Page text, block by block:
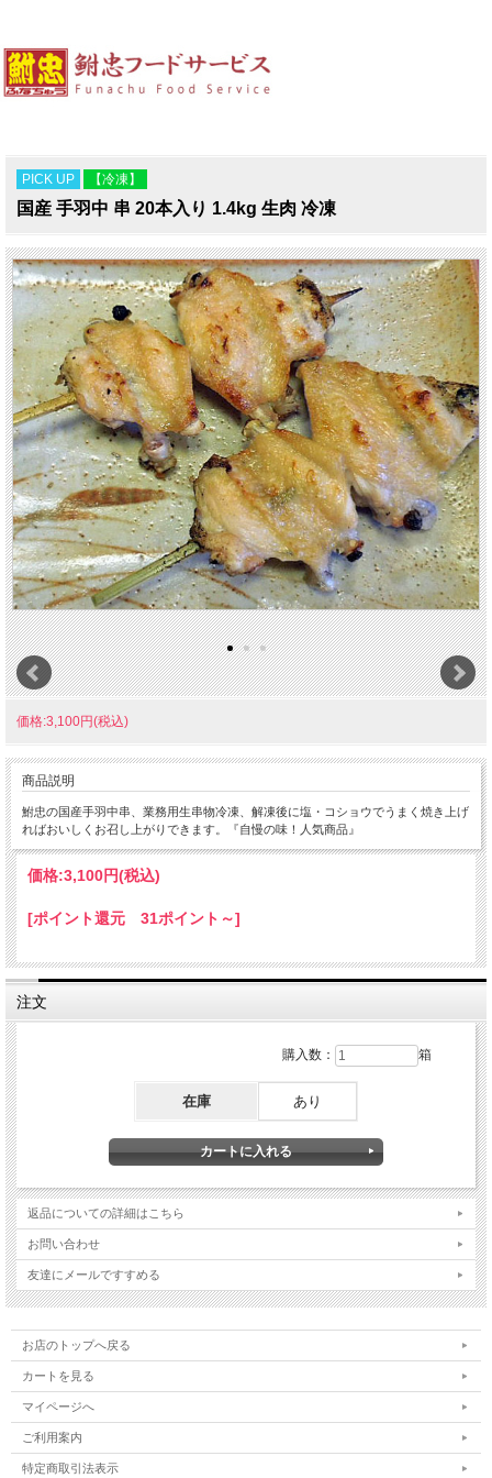
PICK UP 【冷凍】
国産 手羽中 串 20本入り 1.4kg 生肉 冷凍
価格:3,100円(税込)
商品説明
鮒忠の国産手羽中串、業務用生串物冷凍、解凍後に塩・コショウでうまく焼き上げ
ればおいしくお召し上がりできます。『自慢の味！人気商品』
価格:3,100円(税込)
[ポイント還元 31ポイント～]
注文
購入数： 箱
在庫 あり
返品についての詳細はこちら
お問い合わせ
友達にメールですすめる
お店のトップへ戻る
カートを見る
マイページへ
ご利用案内
特定商取引法表示